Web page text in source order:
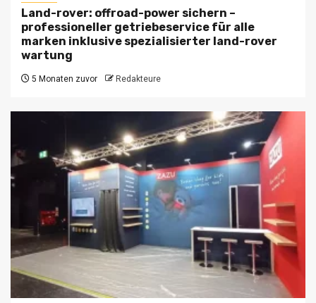
Land-rover: offroad-power sichern –
professioneller getriebeservice für alle
marken inklusive spezialisierter land-rover
wartung
5 Monaten zuvor Redakteure